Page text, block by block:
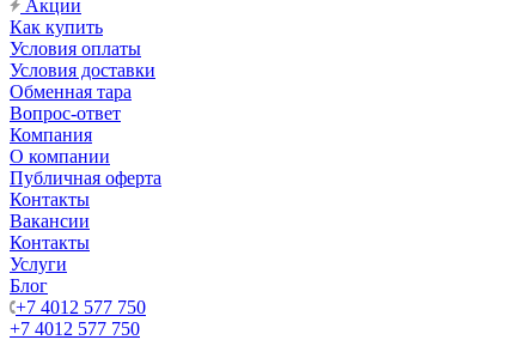
Акции
Как купить
Условия оплаты
Условия доставки
Обменная тара
Вопрос-ответ
Компания
О компании
Публичная оферта
Контакты
Вакансии
Контакты
Услуги
Блог
+7 4012 577 750
+7 4012 577 750